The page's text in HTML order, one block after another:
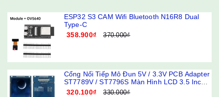
ESP32 S3 CAM Wifi Bluetooth N16R8 Dual
Type-C
358.900₫
370.000₫
Cổng Nối Tiếp Mô Đun 5V / 3.3V PCB Adapter
ST7789V / ST7796S Màn Hình LCD 3.5 Inch
240x320 320x480 SPI TFT
320.100₫ 330.000₫